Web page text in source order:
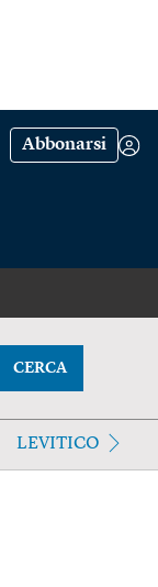
Abbonarsi
CERCA
LEVITICO